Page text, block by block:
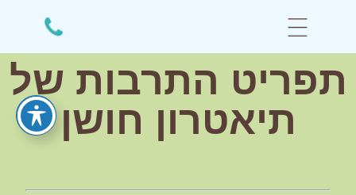
תפריט התרבות של
תיאטרון חושן